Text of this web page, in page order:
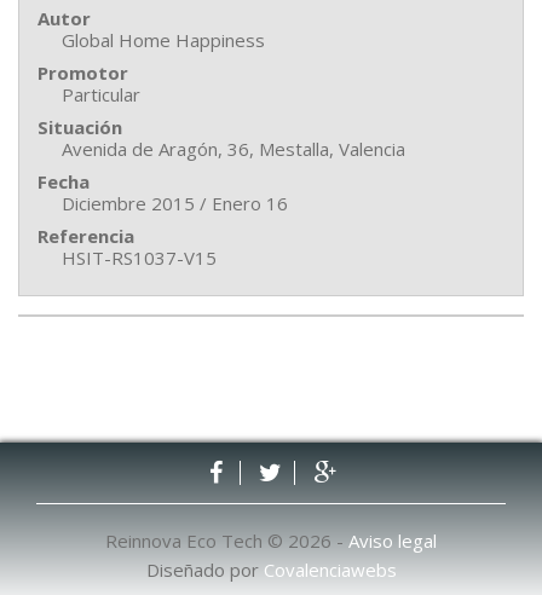
Autor
Global Home Happiness
Promotor
Particular
Situación
Avenida de Aragón, 36, Mestalla, Valencia
Fecha
Diciembre 2015 / Enero 16
Referencia
HSIT-RS1037-V15
Reinnova Eco Tech © 2026 - Aviso legal
Diseñado por Covalenciawebs